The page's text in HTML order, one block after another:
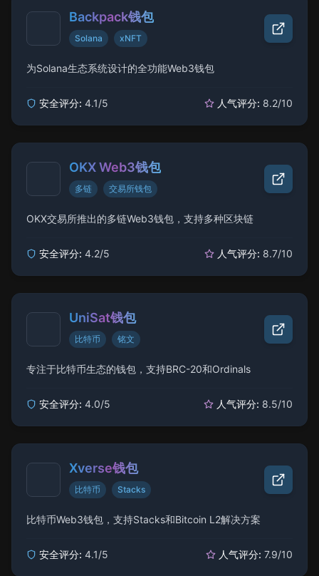
Backpack钱包
Solana xNFT
为Solana生态系统设计的全功能Web3钱包
安全评分: 4.1/5 人气评分: 8.2/10
OKX Web3钱包
多链 交易所钱包
OKX交易所推出的多链Web3钱包，支持多种区块链
安全评分: 4.2/5 人气评分: 8.7/10
UniSat钱包
比特币 铭文
专注于比特币生态的钱包，支持BRC-20和Ordinals
安全评分: 4.0/5 人气评分: 8.5/10
Xverse钱包
比特币 Stacks
比特币Web3钱包，支持Stacks和Bitcoin L2解决方案
安全评分: 4.1/5 人气评分: 7.9/10